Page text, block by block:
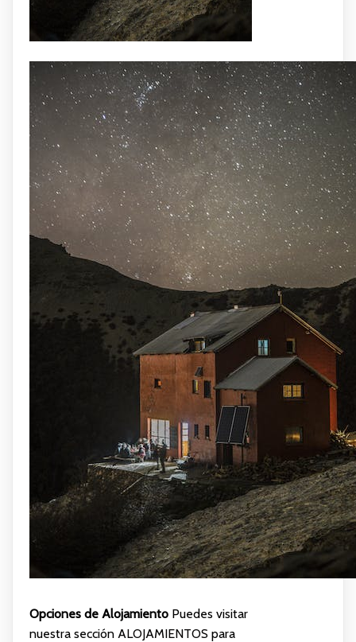
Opciones de AlojamientoPuedes visitar
nuestra sección ALOJAMIENTOS para